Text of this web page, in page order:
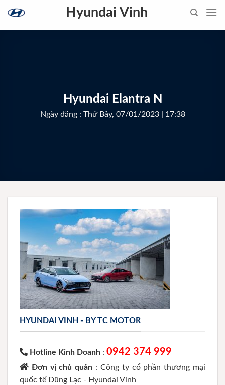
content
Hyundai Vinh
Hyundai Elantra N
Ngày đăng : Thứ Bảy, 07/01/2023 | 17:38
HYUNDAI VINH - BY TC MOTOR
Hotline Kinh Doanh : 0942 374 999
Đơn vị chủ quản : Công ty cổ phần thương mại
quốc tế Dũng Lạc - Hyundai Vinh